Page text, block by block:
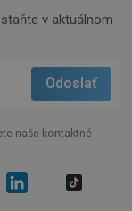
v aktuálnom
naše kontaktné